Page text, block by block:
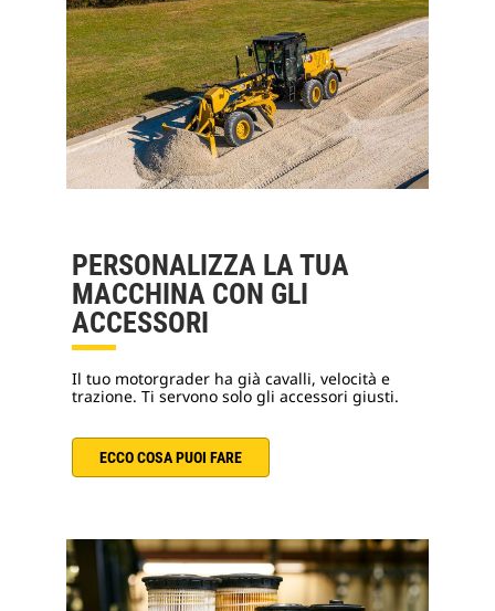
PERSONALIZZA LA TUA
MACCHINA CON GLI
ACCESSORI
Il tuo motorgrader ha già cavalli, velocità e
trazione. Ti servono solo gli accessori giusti.
ECCO COSA PUOI FARE